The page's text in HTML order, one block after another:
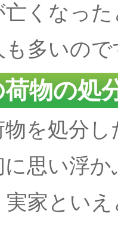
亡くなっ
多いので
物の処
物を処分
に思い浮
実家とい